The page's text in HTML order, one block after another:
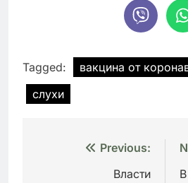
Tagged: вакцина от
слухи
Навигация
Previous:
Власти